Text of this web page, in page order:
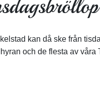
kan då ske från
och de flesta av våra